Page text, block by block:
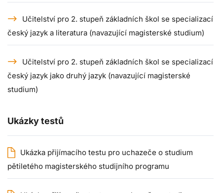
Učitelství pro 2. stupeň základních škol se specializací
český jazyk a literatura (navazující magisterské studium)
Učitelství pro 2. stupeň základních škol se specializací
český jazyk jako druhý jazyk (navazující magisterské
studium)
Ukázky testů
Ukázka přijímacího testu pro uchazeče o studium
pětiletého magisterského studijního programu